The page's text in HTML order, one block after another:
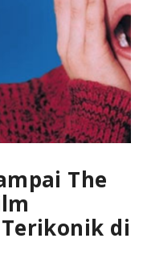
The
di